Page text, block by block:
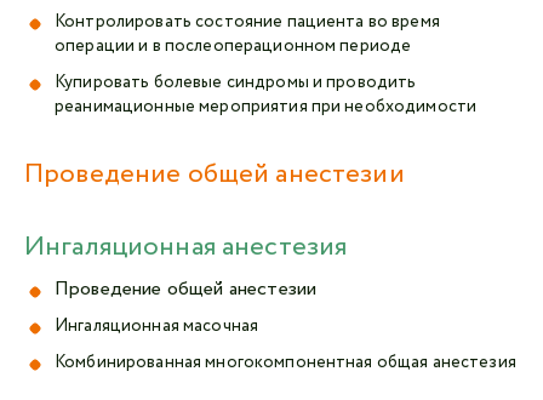
Контролировать состояние пациента во время
операции и в послеоперационном периоде
Купировать болевые синдромы и проводить
реанимационные мероприятия при необходимости
Проведение общей анестезии
Ингаляционная анестезия
Проведение общей анестезии
Ингаляционная масочная
Комбинированная многокомпонентная общая анестезия